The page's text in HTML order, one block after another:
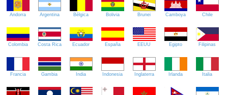
Andorra Argentina Bélgica Bolivia Brunei Camboya Chile
Colombia Costa Rica Ecuador España EEUU Egipto Filipinas
Francia Gambia India Indonesia Inglaterra Irlanda Italia